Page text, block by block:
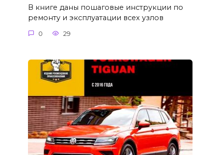
В книге даны пошаговые инструкции по
ремонту и эксплуатации всех узлов
0 29